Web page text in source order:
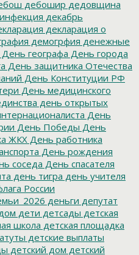
дебошир дедовщина
декабрь
декларация о
демогрфия денежные
День географа День города
День защитника Отечества
День Конституции РФ
День медицинского
день открытых
День
День Победы День
ЖКХ День работника
День рождения
соседа День спасателя
день тигра день учителя
России
деньги депутат
дети детсады детская
школа детская площадка
детские выплаты
детский дом детский